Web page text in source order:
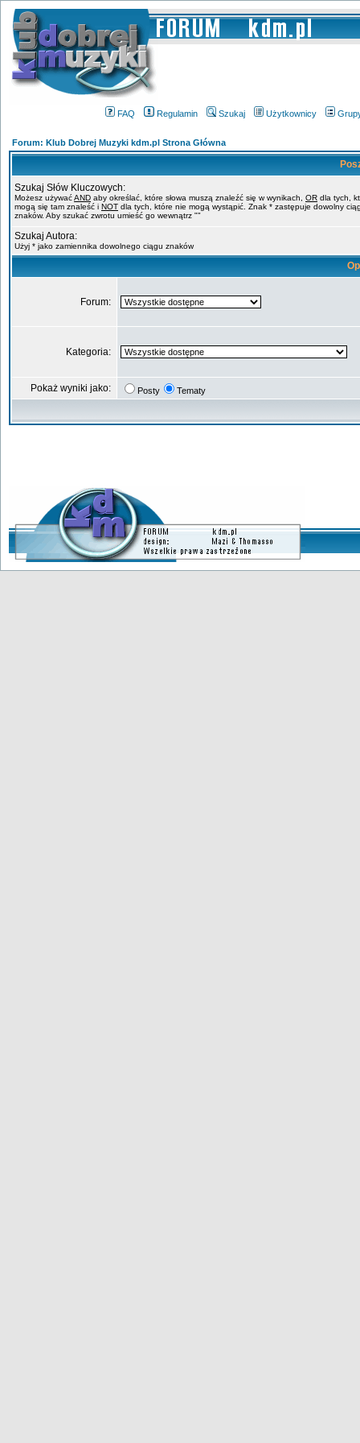
FAQ Regulamin Szukaj Użytkownicy
Forum: Klub Dobrej Muzyki kdm.pl Strona Główna
Szukaj Słów Kluczowych:
Możesz używaćAND aby określać, które słowa muszą znaleźć się w wynikach, OR dla tych,
mogą się tam znaleść i NOT dla tych, które nie mogą wystąpić. Znak * zastępuje dowolny
znaków. Aby szukać zwrotu umieść go wewnątrz ""
Szukaj Autora:
Użyj * jako zamiennika dowolnego ciągu znaków
Forum:
Kategoria:
Pokaż wyniki jako: Posty Tematy